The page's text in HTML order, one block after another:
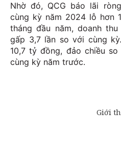
Nhờ đó, QCG báo lãi
cùng kỳ năm 2024 lỗ hơn
tháng đầu năm, doanh
gấp 3,7 lần so với cùng
10,7 tỷ đồng, đảo chiều
cùng kỳ năm trước.